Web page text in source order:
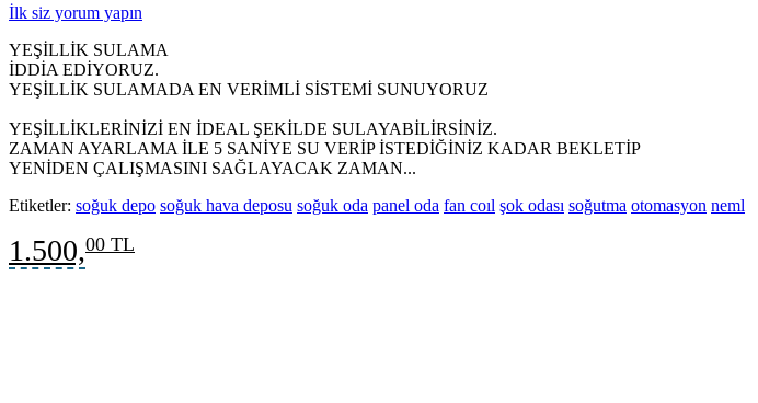
İlk siz yorum yapın
YEŞİLLİK SULAMA
İDDİA EDİYORUZ.
YEŞİLLİK SULAMADA EN VERİMLİ SİSTEMİ SUNUYORUZ
YEŞİLLİKLERİNİZİ EN İDEAL ŞEKİLDE SULAYABİLİRSİNİZ.
ZAMAN AYARLAMA İLE 5 SANİYE SU VERİP İSTEDİĞİNİZ KADAR BEKLETİP
YENİDEN ÇALIŞMASINI SAĞLAYACAK ZAMAN...
Etiketler: soğuk depo soğuk hava deposu soğuk oda panel oda fan coıl şok odası soğutma otomasyon neml
1.500,00 TL